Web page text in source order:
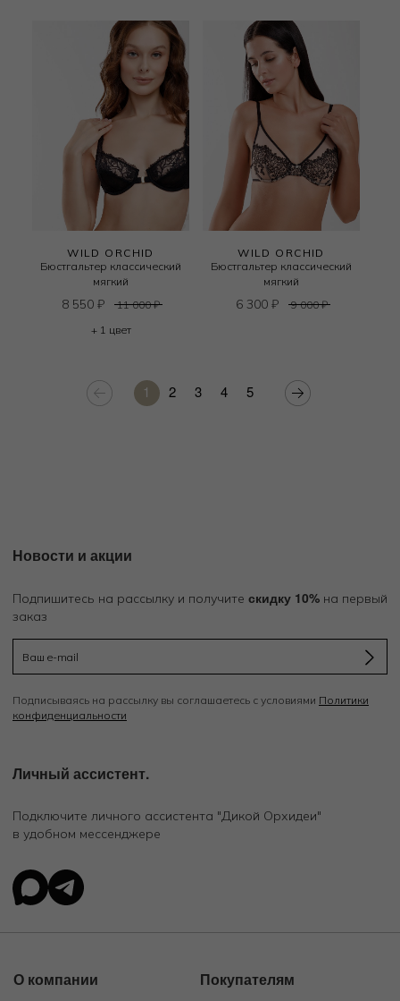
WILD ORCHID
Бюстгальтер классический
мягкий
8 550 ₽ 11 000₽
+ 1 цвет
WILD ORCHID
Бюстгальтер классический
мягкий
6 300 ₽ 9 000₽
1 2 3 4 5
Новости и акции
Подпишитесь на рассылку и получите скидку 10% на первый
заказ
Подписываясь на рассылку вы соглашаетесь с условиями Политики
конфиденциальности
Личный ассистент.
Подключите личного ассистента "Дикой Орхидеи"
в удобном мессенджере
О компании Покупателям